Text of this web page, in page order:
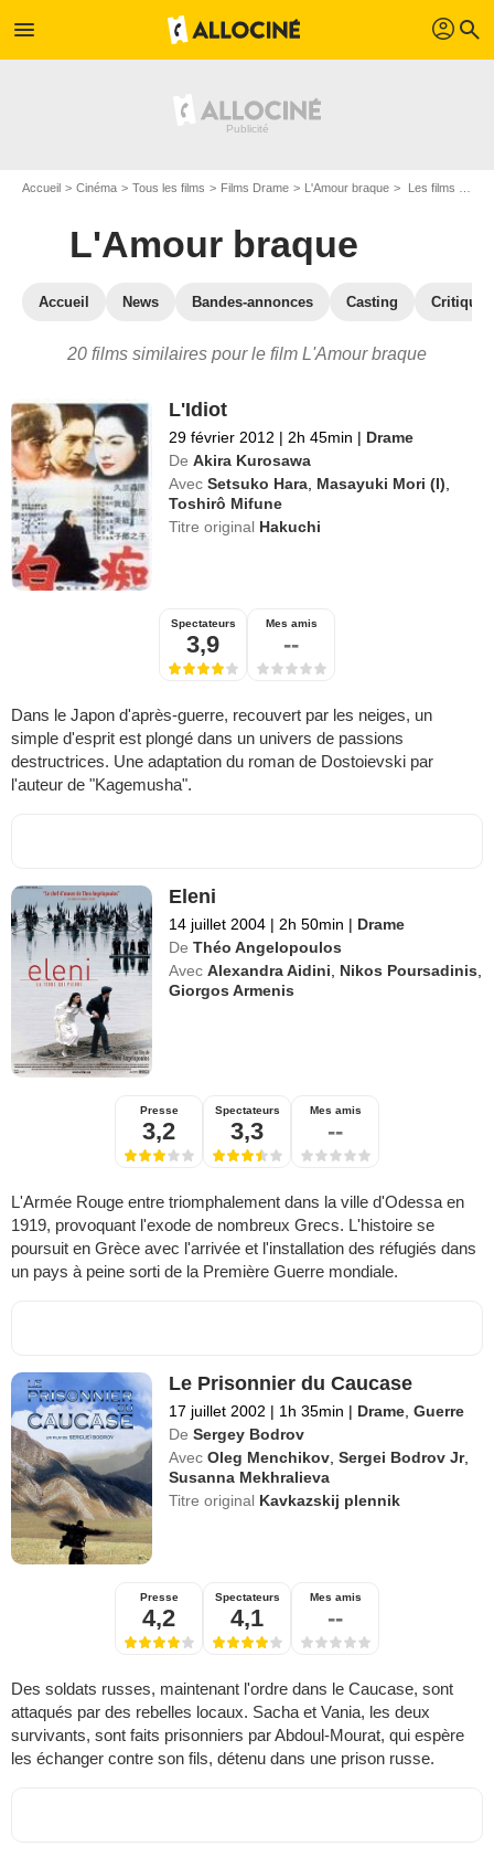
menu profil search
Accueil Cinéma Tous les films Films Drame L'Amour braque Les films similaires à "L'Amour braque"
L'Amour braque
Accueil News Bandes-annonces Casting
20 films similaires pour le film L'Amour braque
L'Idiot
29 février 2012 | 2h 45min | Drame
De Akira Kurosawa
Avec Setsuko Hara Masayuki Mori (I)
Toshirô Mifune
Titre original Hakuchi
Spectateurs
3,9
Mes amis
--
Dans le Japon d'après-guerre, recouvert par les neiges, un
simple d'esprit est plongé dans un univers de passions
destructrices. Une adaptation du roman de Dostoievski par
l'auteur de "Kagemusha".
Eleni
14 juillet 2004 | 2h 50min | Drame
De Théo Angelopoulos
Avec Alexandra Aidini Nikos Poursadinis
Giorgos Armenis
Presse
3,2
Spectateurs
3,3
Mes amis
--
L'Armée Rouge entre triomphalement dans la ville d'Odessa en
1919, provoquant l'exode de nombreux Grecs. L'histoire se
poursuit en Grèce avec l'arrivée et l'installation des réfugiés dans
un pays à peine sorti de la Première Guerre mondiale.
Le Prisonnier du Caucase
17 juillet 2002 | 1h 35min | Drame ,Guerre
De Sergey Bodrov
Avec Oleg Menchikov ,Sergei Bodrov Jr,
Susanna Mekhralieva
Titre original Kavkazskij plennik
Presse
4,2
Spectateurs
4,1
Mes amis
--
Des soldats russes, maintenant l'ordre dans le Caucase, sont
attaqués par des rebelles locaux. Sacha et Vania, les deux
survivants, sont faits prisonniers par Abdoul-Mourat, qui espère
les échanger contre son fils, détenu dans une prison russe.